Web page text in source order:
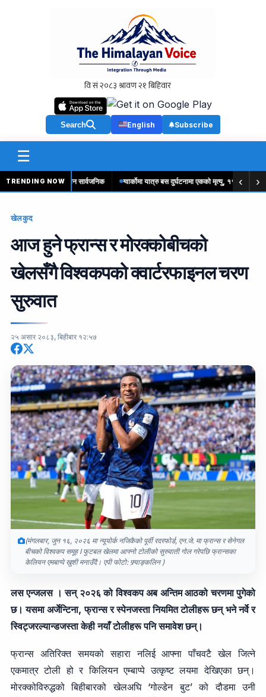
Search English Subscribe
☰
TRENDING NOW
लागू हुने तलबमान सार्वजनिक ग्वार्कोमा यात्रु बस दुर्घटनामा एकको मृत्यु, १९ घाइते ‹ ›
खेलकुद
आज हुने फ्रान्स र मोरक्कोबीचको
खेलसँगै विश्वकपको क्वार्टरफाइनल चरण
सुरुवात
२५ असार २०८३, बिहीबार १२:५७
(मंगलबार, जुन १६, २०२६ मा न्यूयोर्क नजिकैको पूर्वी रदरफोर्ड, एन.जे. मा फ्रान्स र सेनेगल
बीचको विश्वकप समूह I फुटबल खेलमा आफ्नो टोलीको सुरुवाती गोल गरेपछि फ्रान्सका
केलियन एमबाप्पे खुशी मनाउँदै। एपी फोटो: फ्र्याङ्कलिन )
लस एन्जलस । सन् २०२६ को विश्वकप अब अन्तिम आठको चरणमा पुगेको
छ। यसमा अर्जेन्टिना, फ्रान्स र स्पेनजस्ता नियमित टोलीहरू छन् भने नर्वे र
स्विट्जरल्यान्डजस्ता केही नयाँ टोलीहरू पनि समावेश छन्।
फ्रान्स अतिरिक्त समयको सहारा नलिई आफ्ना पाँचवटै खेल जित्ने
एकमात्र टोली हो र किलियन एम्बाप्पे उत्कृष्ट लयमा देखिएका छन्।
मोरक्कोविरुद्धको बिहीबारको खेलअघि ‘गोल्डेन बुट’ को दौडमा उनी